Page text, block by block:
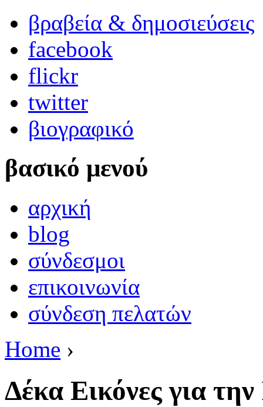
βραβεία & δημοσιεύσεις
facebook
flickr
twitter
βιογραφικό
βασικό μενού
αρχική
blog
σύνδεσμοι
επικοινωνία
σύνδεση πελατών
Home ›
Δέκα Εικόνες για